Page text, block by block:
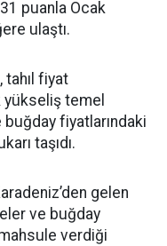
puanla Ocak
ulaştı.
tahıl fiyat
yükseliş temel
fiyatlarındaki
taşıdı.
gelen
ve buğday
verdiği